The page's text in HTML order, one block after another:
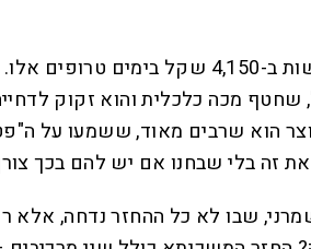
תשאלו את עצמכם מה אפשר לעשות ב-4,150 שקל בימים טרופים
שחטף מכה כלכלית והוא זקוק
הוא שרבים מאוד, ששמעו על
זה בלי שבחנו אם יש להם בכך
שבו לא כל ההחזר נדחה, אלא